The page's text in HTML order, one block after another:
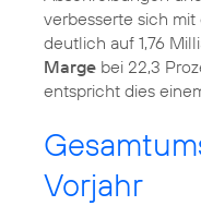
verbesserte sich
deutlich auf 1,76
Marge bei 22,3
entspricht dies
Vorjahr